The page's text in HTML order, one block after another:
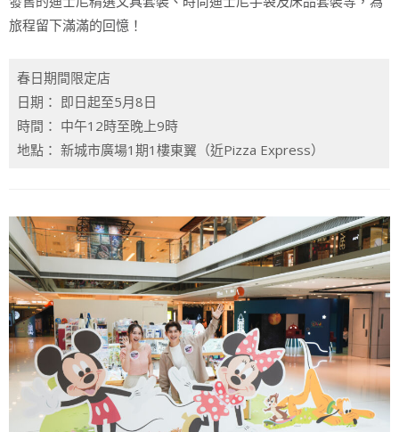
旅程留下滿滿的回憶！
春日期間限定店
日期： 即日起至5月8日
時間： 中午12時至晚上9時
地點： 新城市廣場1期1樓東翼（近Pizza Express）